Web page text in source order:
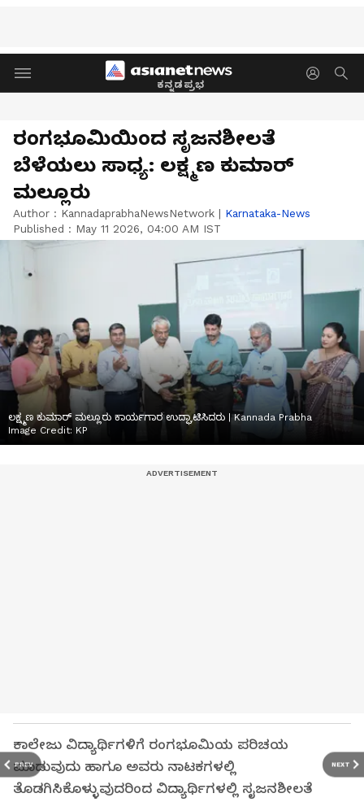
ಕನ್ನಡಪ್ರಭ
PREV NEXT
ರಂಗಭೂಮಿಯಿಂದ ಸೃಜನಶೀಲತೆ
ಬೆಳೆಯಲು ಸಾಧ್ಯ: ಲಕ್ಷ್ಮಣ ಕುಮಾರ್‌
ಮಲ್ಲೂರು
Author : KannadaprabhaNewsNetwork | Karnataka-News
Published : May 11 2026, 04:00 AM IST
ಲಕ್ಷ್ಮಣ ಕುಮಾರ್‌ ಮಲ್ಲೂರು ಕಾರ್ಯಗಾರ ಉದ್ಘಾಟಿಸಿದರು | Kannada Prabha
Image Credit: KP
ಕಾಲೇಜು ವಿದ್ಯಾರ್ಥಿಗಳಿಗೆ ರಂಗಭೂಮಿಯ ಪರಿಚಯ
ಮಾಡುವುದು ಹಾಗೂ ಅವರು ನಾಟಕಗಳಲ್ಲಿ
ತೊಡಗಿಸಿಕೊಳ್ಳುವುದರಿಂದ ವಿದ್ಯಾರ್ಥಿಗಳಲ್ಲಿ ಸೖಜನಶೀಲತೆ